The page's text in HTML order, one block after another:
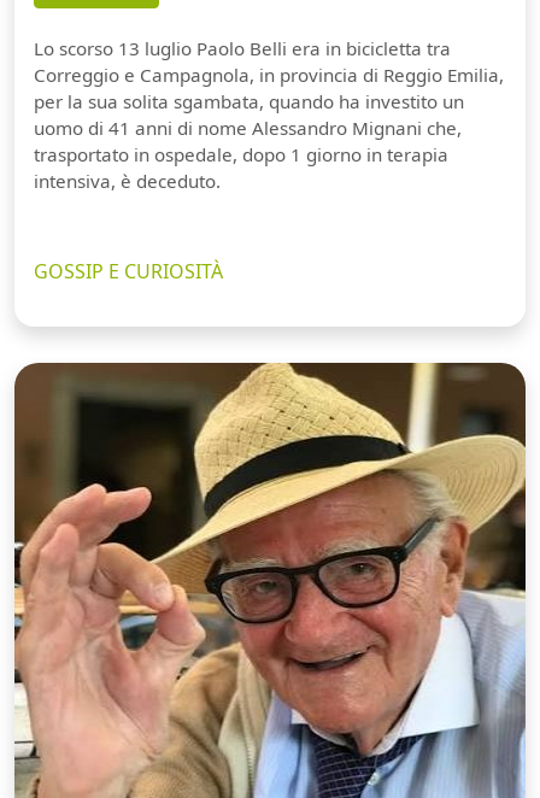
Lo scorso 13 luglio Paolo Belli era in bicicletta tra
Correggio e Campagnola, in provincia di Reggio Emilia,
per la sua solita sgambata, quando ha investito un
uomo di 41 anni di nome Alessandro Mignani che,
trasportato in ospedale, dopo 1 giorno in terapia
intensiva, è deceduto.
GOSSIP E CURIOSITÀ